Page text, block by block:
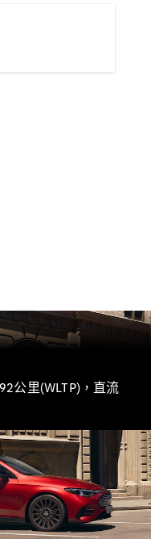
公里(WLTP)，直流